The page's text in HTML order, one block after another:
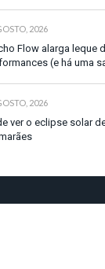
2026
Flow alarga leque
(e há uma
2026
ver o eclipse solar